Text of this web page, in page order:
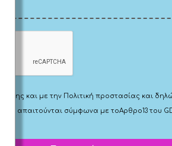
και με την Πολιτική προστασίας και
που απαιτούνται σύμφωνα με τοΑρθρο13 του